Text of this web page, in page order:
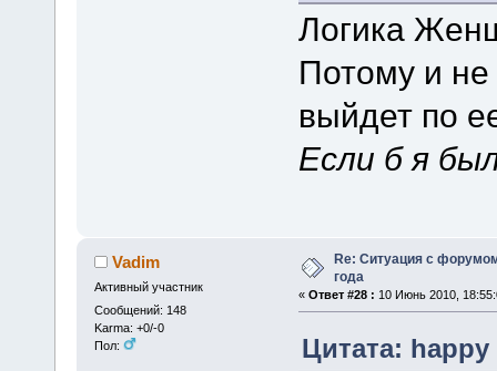
Логика
Потому и не
выйдет по
Если б я
Vadim
Активный участник
Сообщений: 148
Karma: +0/-0
Пол:
Re: Ситуация с
года
« Ответ #28 : 10 Июнь 2010,
Цитата: